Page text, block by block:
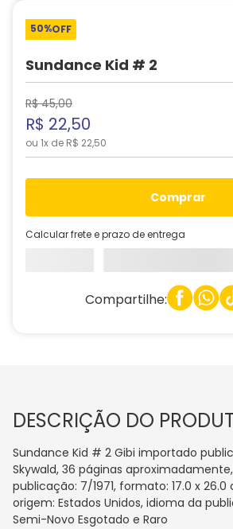
50%OFF
Sundance Kid # 2
R$ 45,00
R$ 22,50
ou 1x de R$ 22,50
comprar
Calcular frete e prazo de entrega
Compartilhe:
DESCRIÇÃO DO
Sundance Kid # 2 Gibi importado
Skywald, 36 páginas
publicação: 7/1971, formato: 17.0 x
origem: Estados Unidos, idioma da
Semi-Novo Esgotado e Raro